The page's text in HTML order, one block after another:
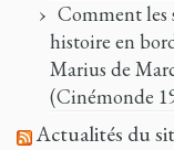
Comment les
histoire en
Marius de
(Cinémonde
Actualités du